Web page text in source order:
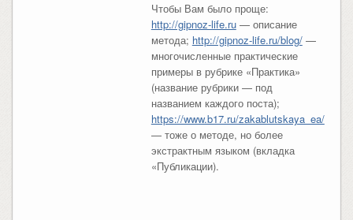
Чтобы Вам было проще:
http://gipnoz-life.ru— описание
метода; http://gipnoz-life.ru/blog/—
многочисленные практические
примеры в рубрике «Практика»
(название рубрики — под
названием каждого поста);
https://www.b17.ru/zakablutskaya_ea/
— тоже о методе, но более
экстрактным языком (вкладка
«Публикации).